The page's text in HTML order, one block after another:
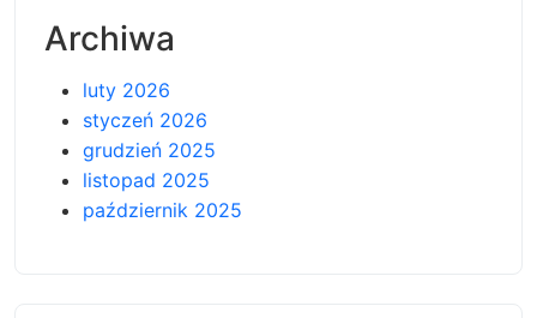
Archiwa
luty 2026
styczeń 2026
grudzień 2025
listopad 2025
październik 2025